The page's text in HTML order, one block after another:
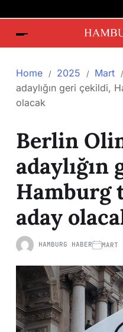
Home 2025 Mart
adaylığın geri çekildi,
olacak
Berlin
Hamburg
aday
HAMBURG HABER